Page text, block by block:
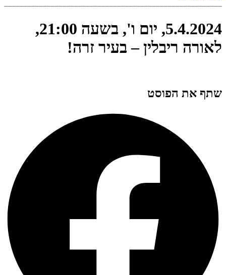
5.4.2024, יום ו', בשעה 21:00,
לאורה ריבלין – בעיר זרה!
שתף את הפוסט